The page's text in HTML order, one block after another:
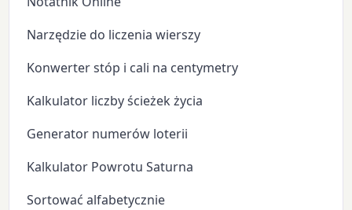
Narzędzie do liczenia wierszy
Konwerter stóp i cali na centymetry
Kalkulator liczby ścieżek życia
Generator numerów loterii
Kalkulator Powrotu Saturna
Sortować alfabetycznie